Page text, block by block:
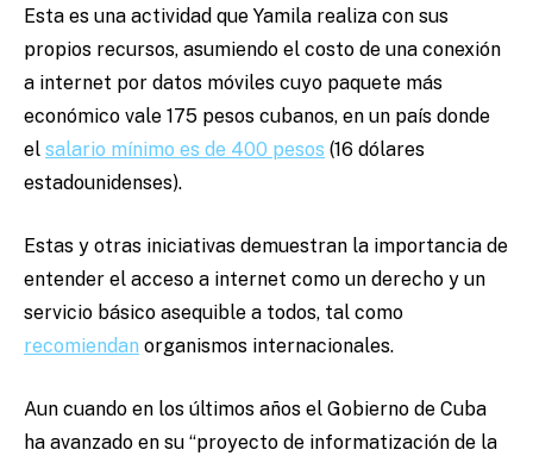
Esta es una actividad que Yamila realiza con sus
propios recursos, asumiendo el costo de una conexión
a internet por datos móviles cuyo paquete más
económico vale 175 pesos cubanos, en un país donde
el salario mínimo es de 400 pesos (16 dólares
estadounidenses).
Estas y otras iniciativas demuestran la importancia de
entender el acceso a internet como un derecho y un
servicio básico asequible a todos, tal como
recomiendan organismos internacionales.
Aun cuando en los últimos años el Gobierno de Cuba
ha avanzado en su “proyecto de informatización de la